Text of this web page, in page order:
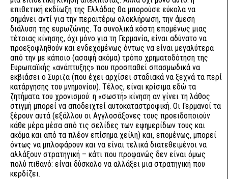
επιθετική εκδίωξη της Ελλάδας θα μπορούσε εύκολα να
σημάνει αντί για την περαιτέρω ολοκλήρωση, την άμεση
διάλυση της ευρωζώνης. Τα συνολικά κόστη επομένως μιας
τέτοιας κίνησης, όχι μόνο για τη Γερμανία, είναι αδύνατο να
προεξοφληθούν και ενδεχομένως όντως να είναι μεγαλύτερα
από την με κάποιο (ασαφή ακόμα) τρόπο χρηματοδότηση της
Ευρωπαϊκής «ανάπτυξης» που προσπαθεί σπασμωδικά να
εκβιάσει ο Συριζα (που έχει αρχίσει σταδιακά να ξεχνά τα περί
κατάργησης του μνημονίου). Τέλος, είναι κρίσιμα εδώ τα
ζητήματα του χρονισμού: η «σωστή» κίνηση αν γίνει τη λάθος
στιγμή μπορεί να αποδειχτεί αυτοκαταστροφική. Οι Γερμανοί τα
ξέρουν αυτά (εξάλλου οι Αγγλοσάξονες τους προειδοποιούν
κάθε μέρα μέσα από τις σελίδες των εφημερίδων τους και
ακόμα και από τα πλέον επίσημα χείλη) και, επομένως, μπορεί
όντως να μπλοφάρουν και να είναι τελικά διατεθειμένοι να
αλλάξουν στρατηγική – κάτι που προφανώς δεν είναι όμως
πολύ πιθανό: είναι δύσκολο να αλλάξει μια στρατηγική που
κερδίζει.